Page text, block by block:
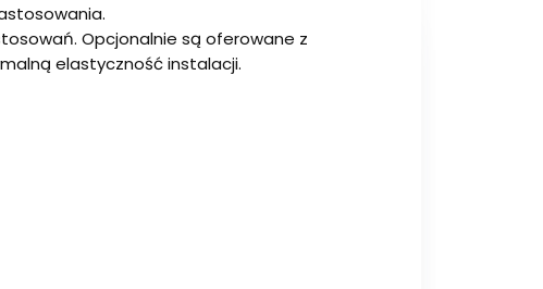
Opcjonalnie są oferowane z
elastyczność instalacji.